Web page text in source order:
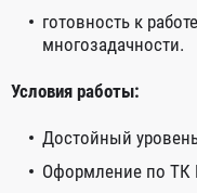
готовность к
многозадачности.
Условия работы:
Достойный
Оформление по ТК